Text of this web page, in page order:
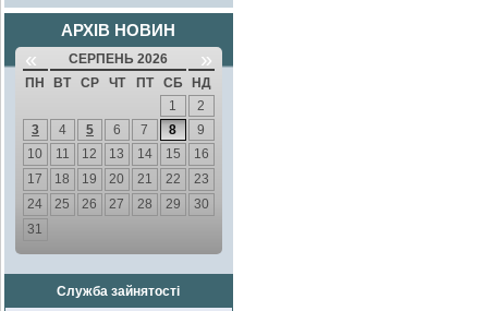
АРХІВ НОВИН
« СЕРПЕНЬ 2026 »
ПН ВТ СР ЧТ ПТ СБ
НД
1
2
3
4 5 6 7 8
9
10
11 12 13 14 15
16
17
18 19 20 21 22
23
24
25 26 27 28 29
30
31
Служба зайнятості